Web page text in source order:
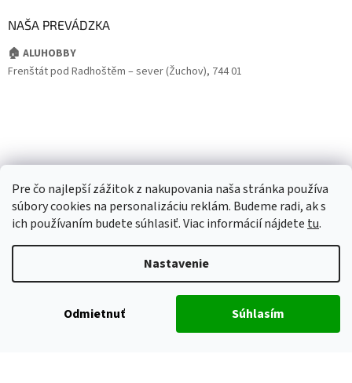
Pre čo najlepší zážitok z nakupovania naša stránka používa
súbory cookies na personalizáciu reklám. Budeme radi, ak s
ich používaním budete súhlasiť. Viac informácií nájdete tu.
Nastavenie
Odmietnuť Súhlasím
NAŠA PREVÁDZKA
🏠 ALUHOBBY
Frenštát pod Radhoštěm – sever (Žuchov), 744 01